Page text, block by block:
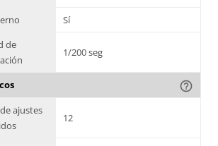
Sí
de
1/200 seg
help_outline
ajustes
12